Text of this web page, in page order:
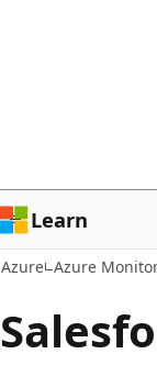
容
Learn
Azure Azure